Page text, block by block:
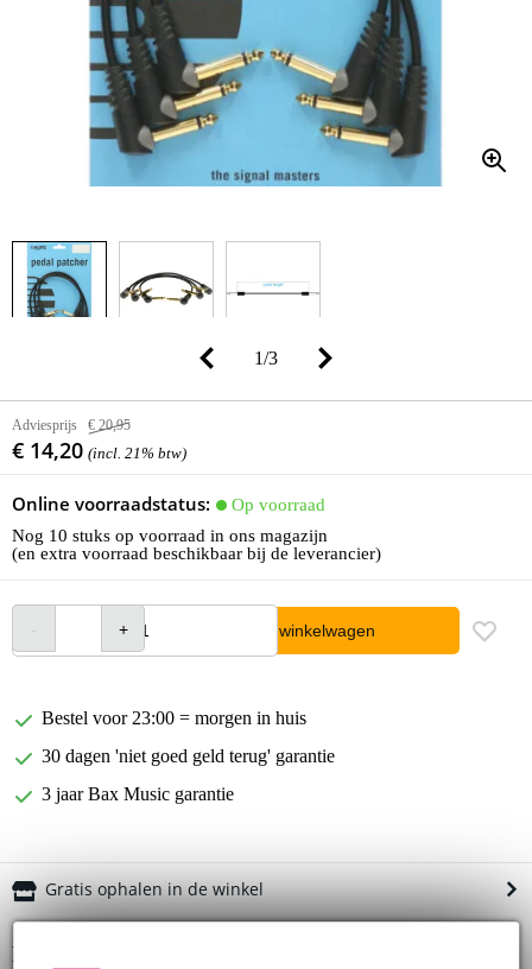
1/3
Adviesprijs € 20,95
€ 14,20 (incl. 21% btw)
Online voorraadstatus:
Op voorraad
Nog 10 stuks op voorraad in ons magazijn
(en extra voorraad beschikbaar bij de leverancier)
In winkelwagen
Bestel voor 23:00 = morgen in huis
30 dagen 'niet goed geld terug' garantie
3 jaar Bax Music garantie
Gratis ophalen in de winkel
Productinformatie